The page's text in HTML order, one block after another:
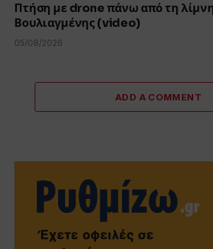
Πτήση με drone πάνω από τη
Βουλιαγμένης (video)
05/08/2026
ADD A COMMENT